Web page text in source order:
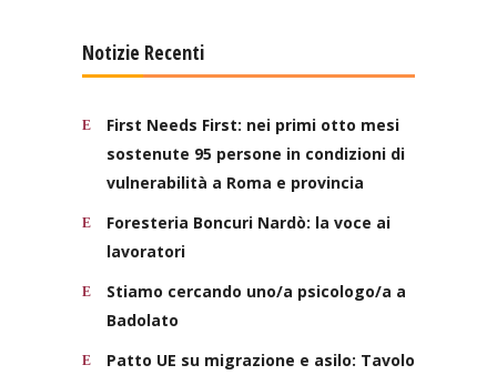
Notizie Recenti
First Needs First: nei primi otto mesi
sostenute 95 persone in condizioni di
vulnerabilità a Roma e provincia
Foresteria Boncuri Nardò: la voce ai
lavoratori
Stiamo cercando uno/a psicologo/a a
Badolato
Patto UE su migrazione e asilo: Tavolo